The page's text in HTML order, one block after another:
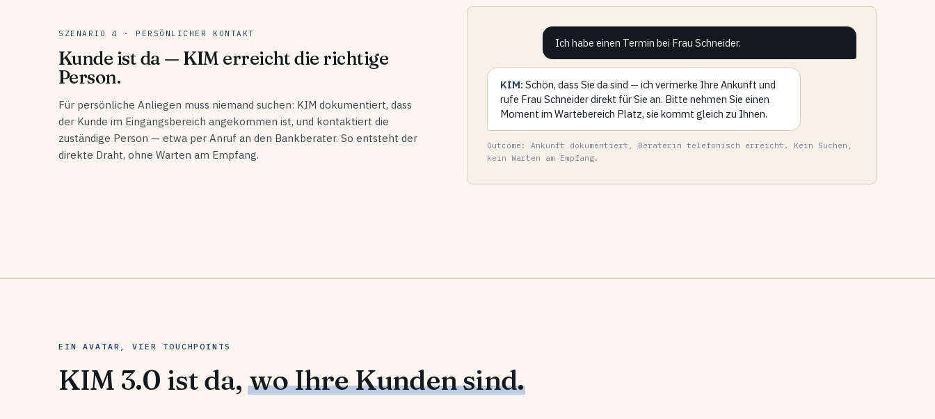
SZENARIO 4 · PERSÖNLICHER KONTAKT
Kunde ist da — KIM erreicht die richtige
Person.
Für persönliche Anliegen muss niemand suchen: KIM dokumentiert, dass
der Kunde im Eingangsbereich angekommen ist, und kontaktiert die
zuständige Person — etwa per Anruf an den Bankberater. So entsteht der
direkte Draht, ohne Warten am Empfang.
Ich habe einen Termin bei Frau Schneider.
KIM: Schön, dass Sie da sind — ich vermerke Ihre Ankunft und
rufe Frau Schneider direkt für Sie an. Bitte nehmen Sie einen
Moment im Wartebereich Platz, sie kommt gleich zu Ihnen.
Outcome: Ankunft dokumentiert, Beraterin telefonisch erreicht. Kein Suchen,
kein Warten am Empfang.
EIN AVATAR, VIER TOUCHPOINTS
KIM 3.0 ist da,wo Ihre Kunden sind.